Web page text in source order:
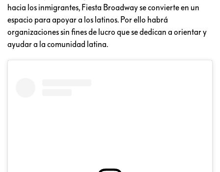
hacia los inmigrantes, Fiesta Broadway se convierte en un
espacio para apoyar a los latinos. Por ello habrá
organizaciones sin fines de lucro que se dedican a orientar y
ayudar a la comunidad latina.